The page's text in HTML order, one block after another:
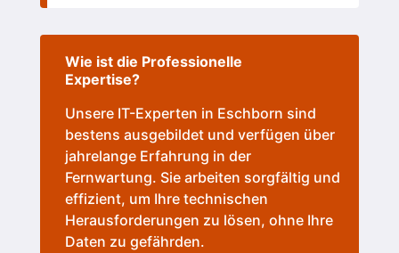
Wie ist die Professionelle
Expertise?
Unsere IT-Experten in Eschborn sind
bestens ausgebildet und verfügen über
jahrelange Erfahrung in der
Fernwartung. Sie arbeiten sorgfältig und
effizient, um Ihre technischen
Herausforderungen zu lösen, ohne Ihre
Daten zu gefährden.